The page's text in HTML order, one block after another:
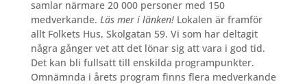
samlar närmare 20 000 personer med 150
medverkande. Läs mer i länken! Lokalen är framför
allt Folkets Hus, Skolgatan 59. Vi som har deltagit
några gånger vet att det lönar sig att vara i god tid.
Det kan bli fullsatt till enskilda programpunkter.
Omnämnda i årets program finns flera medverkande